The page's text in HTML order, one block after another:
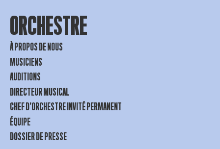
ORCHESTRE
À PROPOS DE NOUS
MUSICIENS
AUDITIONS
DIRECTEUR MUSICAL
CHEF D’ORCHESTRE INVITÉ PERMANENT
ÉQUIPE
DOSSIER DE PRESSE